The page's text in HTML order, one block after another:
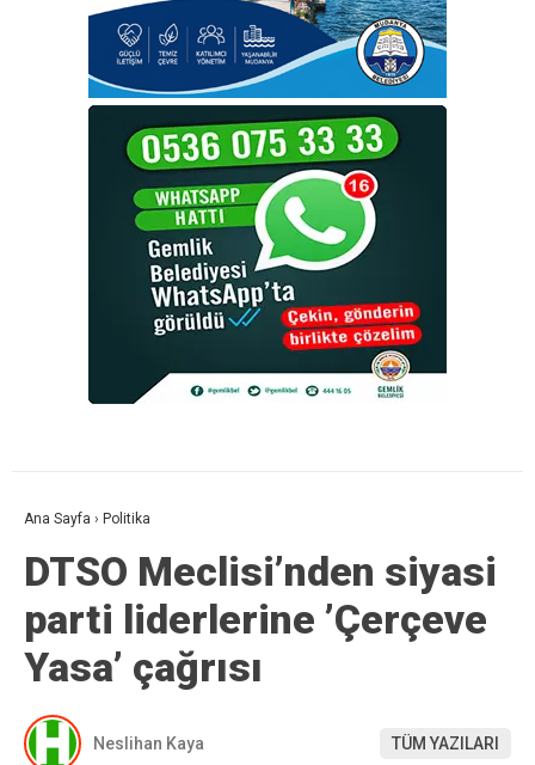
Ana Sayfa › Politika
DTSO Meclisi’nden siyasi
parti liderlerine ’Çerçeve
Yasa’ çağrısı
Neslihan Kaya TÜM YAZILARI